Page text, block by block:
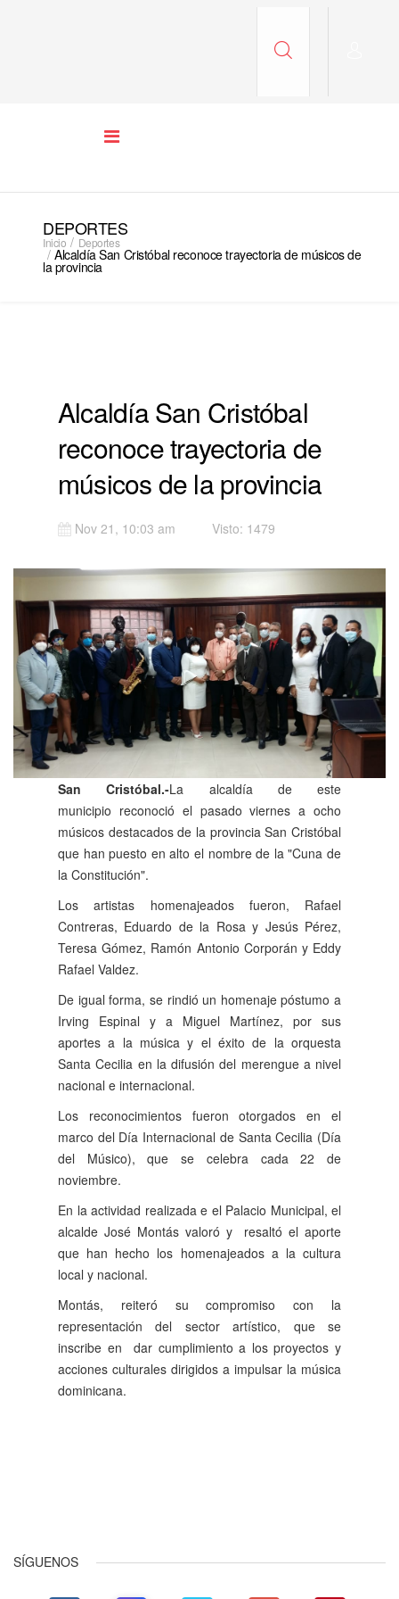
DEPORTES
Inicio Deportes
Alcaldía San Cristóbal reconoce trayectoria de músicos de
la provincia
Alcaldía San Cristóbal
reconoce trayectoria de
músicos de la provincia
Nov 21, 10:03 am Visto: 1479
San Cristóbal.-La alcaldía de este
municipio reconoció el pasado viernes a ocho
músicos destacados de la provincia San Cristóbal
que han puesto en alto el nombre de la "Cuna de
la Constitución".
Los artistas homenajeados fueron, Rafael
Contreras, Eduardo de la Rosa y Jesús Pérez,
Teresa Gómez, Ramón Antonio Corporán y Eddy
Rafael Valdez.
De igual forma, se rindió un homenaje póstumo a
Irving Espinal y a Miguel Martínez, por sus
aportes a la música y el éxito de la orquesta
Santa Cecilia en la difusión del merengue a nivel
nacional e internacional.
Los reconocimientos fueron otorgados en el
marco del Día Internacional de Santa Cecilia (Día
del Músico), que se celebra cada 22 de
noviembre.
En la actividad realizada e el Palacio Municipal, el
alcalde José Montás valoró y resaltó el aporte
que han hecho los homenajeados a la cultura
local y nacional.
Montás, reiteró su compromiso con la
representación del sector artístico, que se
inscribe en dar cumplimiento a los proyectos y
acciones culturales dirigidos a impulsar la música
dominicana.
SÍGUENOS